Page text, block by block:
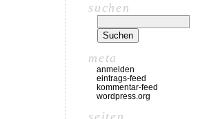
suchen
meta
anmelden
eintrags-feed
kommentar-feed
wordpress.org
seiten